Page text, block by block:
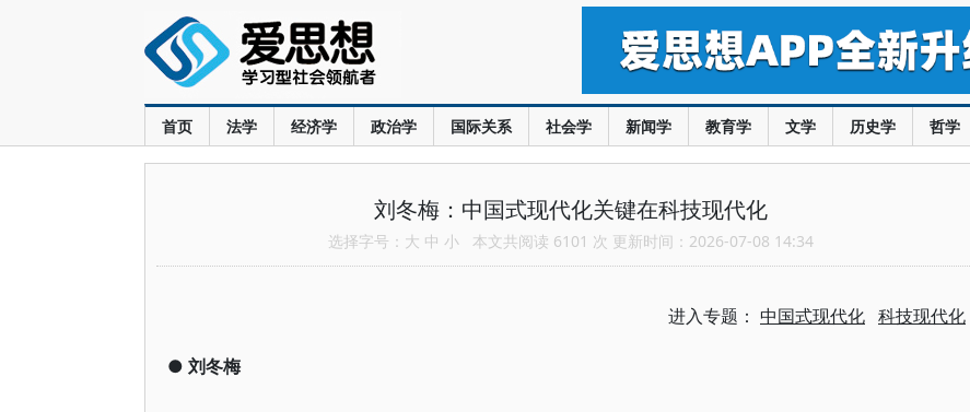
首页 法学 经济学 政治学 国际关系 社会学 新闻学 教育学 文学 历史学 哲学
刘冬梅：中国式现代化关键在科技现代化
选择字号： 大 中 小 本文共阅读 6101 次 更新时间：2026-07-08 14:34
进入专题： 中国式现代化 科技现代化
● 刘冬梅